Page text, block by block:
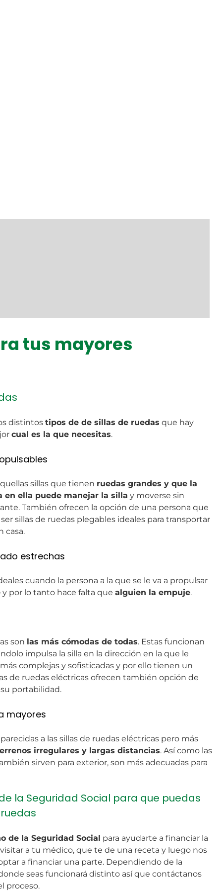
tus mayores
distintos tipos de de sillas de ruedas que hay
cual es la que necesitas.
sillas que tienen ruedas grandes y que la
en ella puede manejar la silla y moverse sin
También ofrecen la opción de una persona que
sillas de ruedas plegables ideales para transportar
casa.
estrechas
cuando la persona a la que se le va a propulsar
y por lo tanto hace falta que alguien la empuje.
son las más cómodas de todas. Estas funcionan
impulsa la silla en la dirección en la que le
complejas y sofisticadas y por ello tienen un
de ruedas eléctricas ofrecen también opción de
portabilidad.
mayores
a las sillas de ruedas eléctricas pero más
irregulares y largas distancias. Así como las
sirven para exterior, son más adecuadas para
la Seguridad Social para que puedas
de la Seguridad Social para ayudarte a financiar la
a tu médico, que te de una receta y luego nos
a financiar una parte. Dependiendo de la
seas funcionará distinto así que contáctanos
proceso.